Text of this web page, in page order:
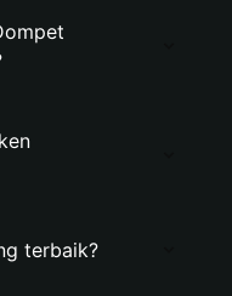
terbaik?